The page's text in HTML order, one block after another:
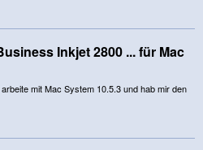
Inkjet 2800 ... für Mac
mit Mac System 10.5.3 und hab mir den